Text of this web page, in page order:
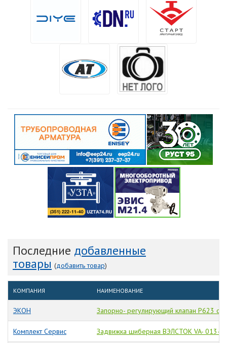
Последние добавленные
товары (добавить товар)
КОМПАНИЯ НАИМЕНОВАНИЕ
ЭКОН Запорно- регулирующий клапан Р623 с
Комплект Сервис Задвижка шиберная ВЭЛСТОК VA- 013-